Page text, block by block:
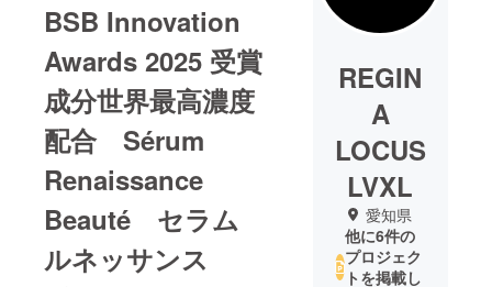
BSB Innovation
Awards 2025 受賞
成分世界最高濃度
配合 Sérum
Renaissance
Beauté セラム
ルネッサンス
REGIN
A
LOCUS
LVXL
愛知県
他に6件の
プロジェク
トを掲載し